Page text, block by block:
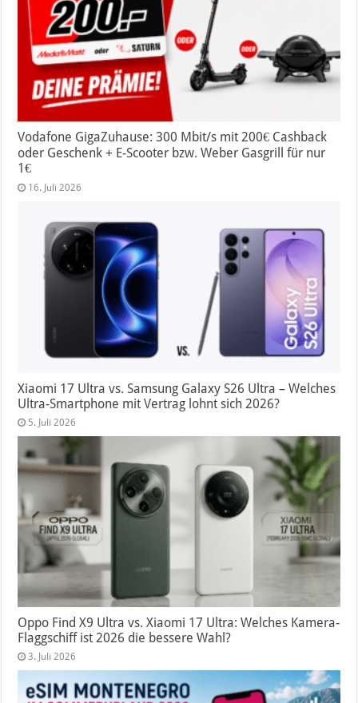
Vodafone GigaZuhause: 300 Mbit/s mit 200€ Cashback
oder Geschenk + E-Scooter bzw. Weber Gasgrill für nur
1€
16. Juli 2026
Xiaomi 17 Ultra vs. Samsung Galaxy S26 Ultra – Welches
Ultra-Smartphone mit Vertrag lohnt sich 2026?
5. Juli 2026
Oppo Find X9 Ultra vs. Xiaomi 17 Ultra: Welches Kamera-
Flaggschiff ist 2026 die bessere Wahl?
3. Juli 2026